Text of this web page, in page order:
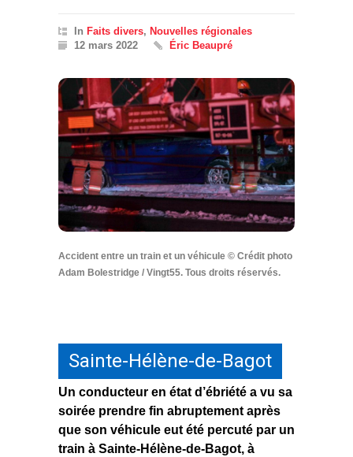
In Faits divers, Nouvelles régionales
12 mars 2022
Éric Beaupré
Accident entre un train et un véhicule © Crédit photo
Adam Bolestridge / Vingt55. Tous droits réservés.
Sainte-Hélène-de-Bagot
Un conducteur en état d’ébriété a vu sa
soirée prendre fin abruptement après
que son véhicule eut été percuté par un
train à Sainte-Hélène-de-Bagot, à